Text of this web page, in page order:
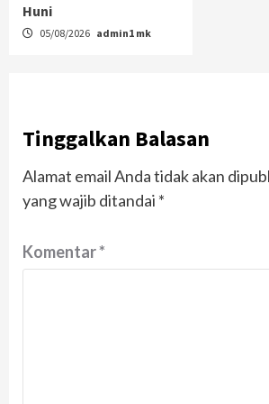
Huni
05/08/2026 admin1 mk
Tinggalkan Balasan
Alamat email Anda tidak akan
yang wajib ditandai *
Komentar*